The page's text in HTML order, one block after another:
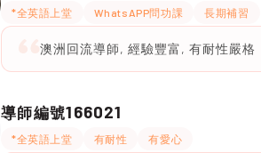
*全英語上堂 WhatsAPP問功課 長期補習
澳洲回流導師, 經驗豐富, 有耐性嚴格
導師編號166021
*全英語上堂 有耐性 有愛心